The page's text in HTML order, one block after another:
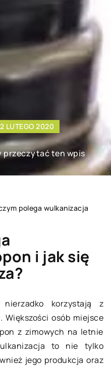
LUTEGO 2020
przeczytać ten wpis
polega wulkanizacja
i jak się
nierzadko korzystają z
Większości osób miejsce
z zimowych na letnie
to nie tylko
jego produkcja oraz